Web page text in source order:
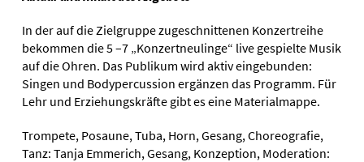
In der auf die Zielgruppe zugeschnittenen Konzertreihe
bekommen die 5 –7 „Konzertneulinge“ live gespielte Musik
auf die Ohren. Das Publikum wird aktiv eingebunden:
Singen und Bodypercussion ergänzen das Programm. Für
Lehr­ und Erziehungskräfte gibt es eine Materialmappe.
Trompete, Posaune, Tuba, Horn, Gesang, Choreografie,
Tanz: Tanja Emmerich, Gesang, Konzeption, Moderation: